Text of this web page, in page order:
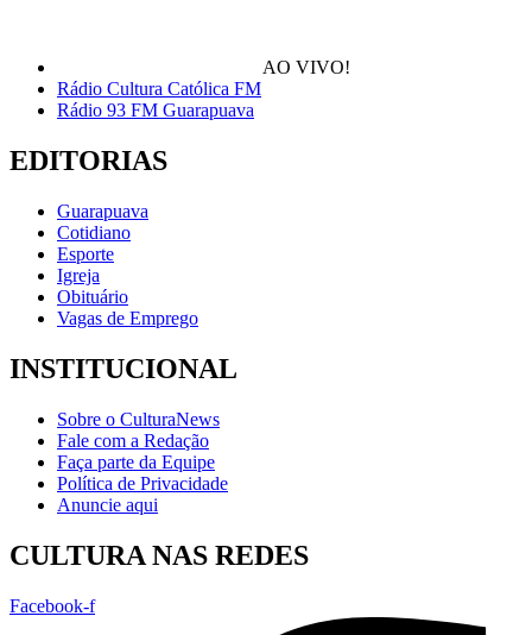
AO VIVO!
Rádio Cultura Católica FM
Rádio 93 FM Guarapuava
EDITORIAS
Guarapuava
Cotidiano
Esporte
Igreja
Obituário
Vagas de Emprego
INSTITUCIONAL
Sobre o CulturaNews
Fale com a Redação
Faça parte da Equipe
Política de Privacidade
Anuncie aqui
CULTURA NAS REDES
Facebook-f